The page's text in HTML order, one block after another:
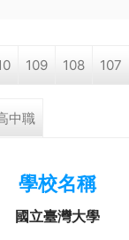
109 108 107
中職
學校名稱
國立臺灣大學